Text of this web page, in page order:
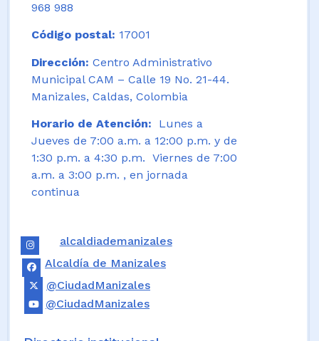
968 988
Código postal: 17001
Dirección: Centro Administrativo
Municipal CAM – Calle 19 No. 21-44.
Manizales, Caldas, Colombia
Horario de Atención: Lunes a
Jueves de 7:00 a.m. a 12:00 p.m. y de
1:30 p.m. a 4:30 p.m. Viernes de 7:00
a.m. a 3:00 p.m. , en jornada
continua
alcaldiademanizales
Alcaldía de Manizales
@CiudadManizales
@CiudadManizales